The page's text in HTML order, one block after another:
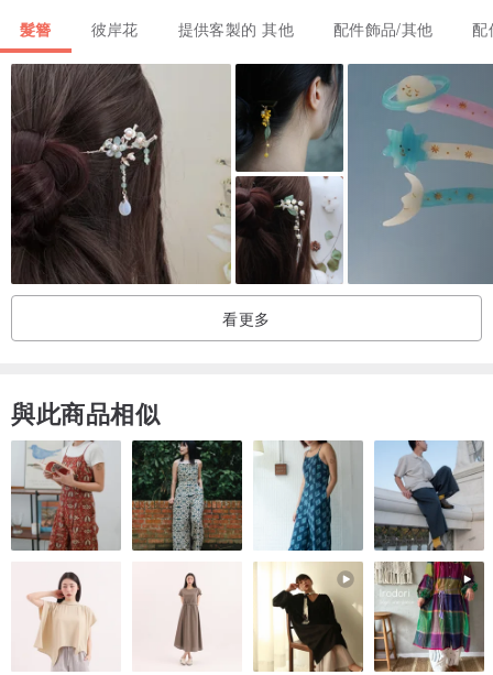
小叮嚀：
1.耳飾使用後請用軟布溫柔擦拭妥善清潔保存於盒內，避免接觸化學
物質，也請不要碰到水，可延長飾品壽命。
2.請勿用尖銳物品戳它，用指甲摳它，或是用力拉扯以及重壓。
3.純手工製品以及天然素材個個略有差異以及微瑕，各有各的美，若
要求100%完美者，請慎重考慮是否購買。
4.耳環屬個人衛生用品，購買後即是訂製，請勿退單。
5.請注意照片顏色會因螢幕不同而有色差。
髮簪 彼岸花 提供客製的 其他 配件飾品/其他 配
看更多
與此商品相似